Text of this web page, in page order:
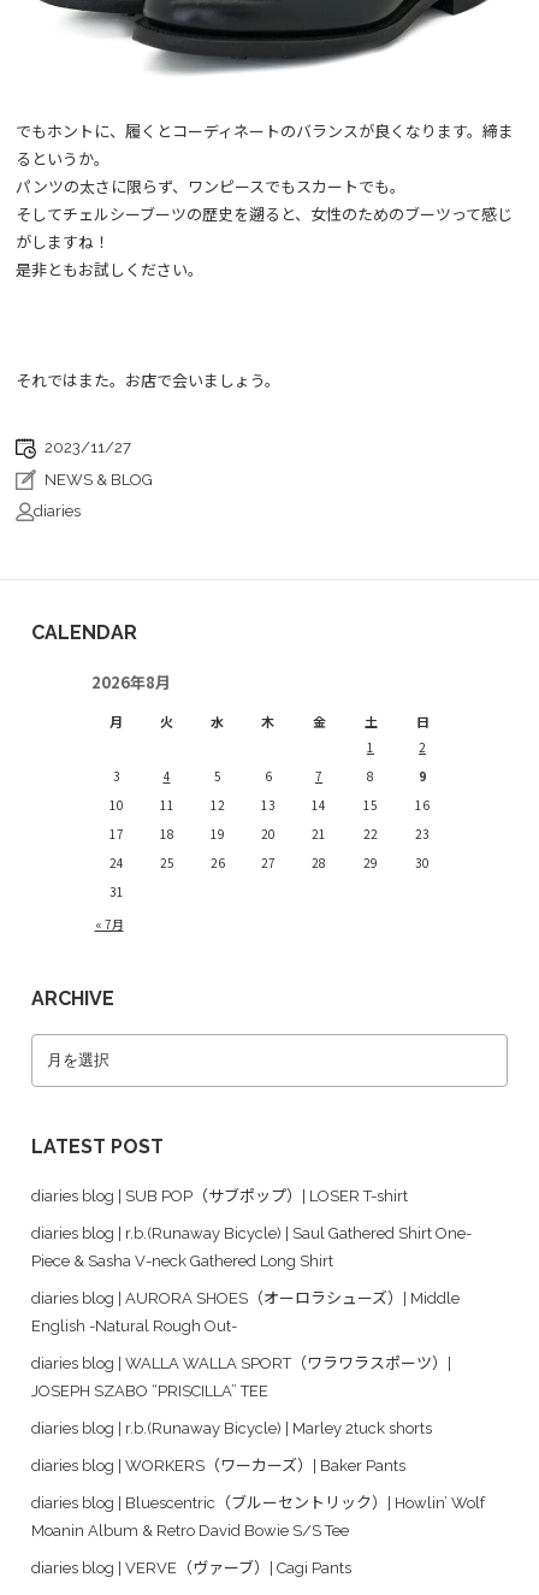
でもホントに、履くとコーディネートのバランスが良くなります。締ま
るというか。
パンツの太さに限らず、ワンピースでもスカートでも。
そしてチェルシーブーツの歴史を遡ると、女性のためのブーツって感じ
がしますね！
是非ともお試しください。
それではまた。お店で会いましょう。
2023/11/27
NEWS & BLOG
diaries
CALENDAR
2026年8月
月 火 水 木 金 土 日
« 7月
1
2
3
4 5 6 7 8
9
10
11 12 13 14 15
16
17
18 19 20 21 22
23
24
25 26 27 28 29
30
31
ARCHIVE
LATEST POST
diaries blog | SUB POP（サブポップ）| LOSER T-shirt
diaries blog | r.b.(Runaway Bicycle) | Saul Gathered Shirt One-
Piece & Sasha V-neck Gathered Long Shirt
diaries blog | AURORA SHOES（オーロラシューズ）| Middle
English -Natural Rough Out-
diaries blog | WALLA WALLA SPORT（ワラワラスポーツ）|
JOSEPH SZABO “PRISCILLA” TEE
diaries blog | r.b.(Runaway Bicycle) | Marley 2tuck shorts
diaries blog | WORKERS（ワーカーズ）| Baker Pants
diaries blog | Bluescentric（ブルーセントリック）| Howlin’ Wolf
Moanin Album & Retro David Bowie S/S Tee
diaries blog | VERVE（ヴァーブ）| Cagi Pants